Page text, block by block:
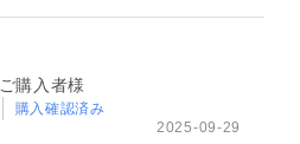
ご購入者様
購入確認済み
2025-09-29